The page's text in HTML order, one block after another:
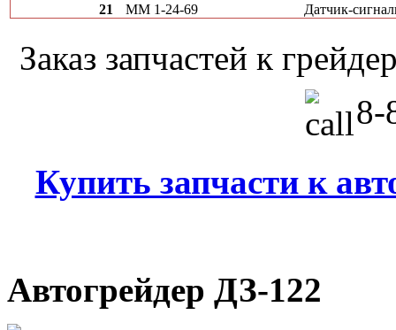
21 ММ 1-24-69 Датчик-
Заказ запчастей к
8-
Купить запчасти к
Автогрейдер ДЗ-122